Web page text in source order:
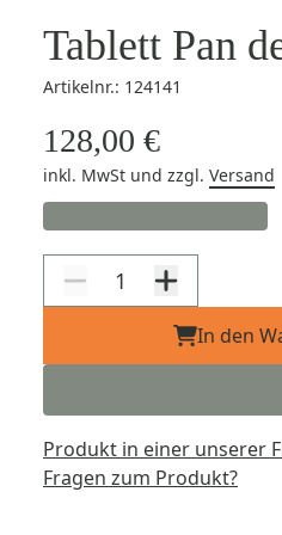
Tablett Pan
Artikelnr.: 124141
128,00 €
inkl. MwSt und zzgl. Versand
In den
Produkt in einer unserer
Fragen zum Produkt?